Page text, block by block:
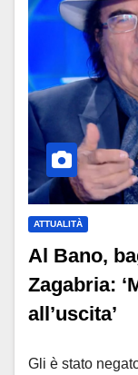
ATTUALITÀ
Al Bano,
Zagabria:
all’uscita’
Gli è stato